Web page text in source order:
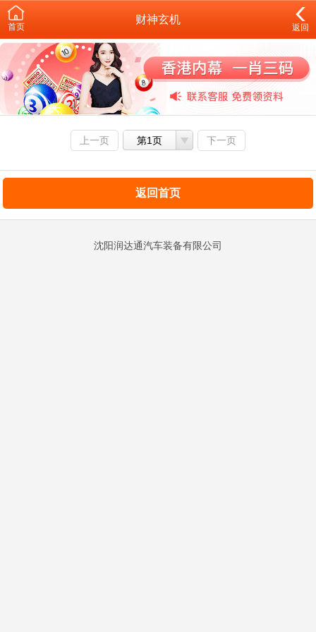
首页
财神玄机
返回
上一页 第1页 下一页
返回首页
沈阳润达通汽车装备有限公司